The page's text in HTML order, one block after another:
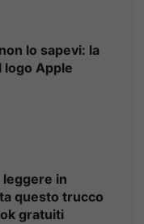
lo sapevi: la
logo Apple
leggere in
questo trucco
gratuiti